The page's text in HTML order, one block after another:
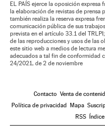
EL PAÍS ejerce la oposición expresa
la elaboración de revistas de prensa
también realiza la reserva expresa
comunicación pública de sus
prevista en el artículo 33.1 del
de las reproducciones y usos de las
este sitio web a medios de lectura
adecuados a tal fin de conformidad
24/2021, de 2 de noviembre
Contacto Venta de
Política de privacidad
Mapa
RSS
Índice